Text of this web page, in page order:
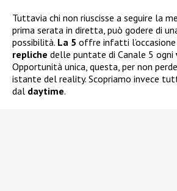
Tuttavia chi non riuscisse a seguire la
prima serata in diretta, può godere di
possibilità. La 5 offre infatti
repliche delle puntate di Canale 5 ogni
Opportunità unica, questa, per non
istante del reality. Scopriamo invece
dal daytime.